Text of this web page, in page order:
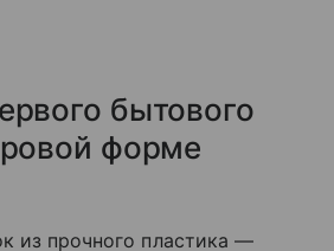
бытового
форме
из прочного пластика —